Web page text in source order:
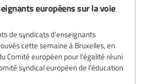
européens sur la voie
de syndicats d'enseignants
cette semaine à Bruxelles, en
Comité européen pour l'égalité réuni
syndical européen de l’éducation